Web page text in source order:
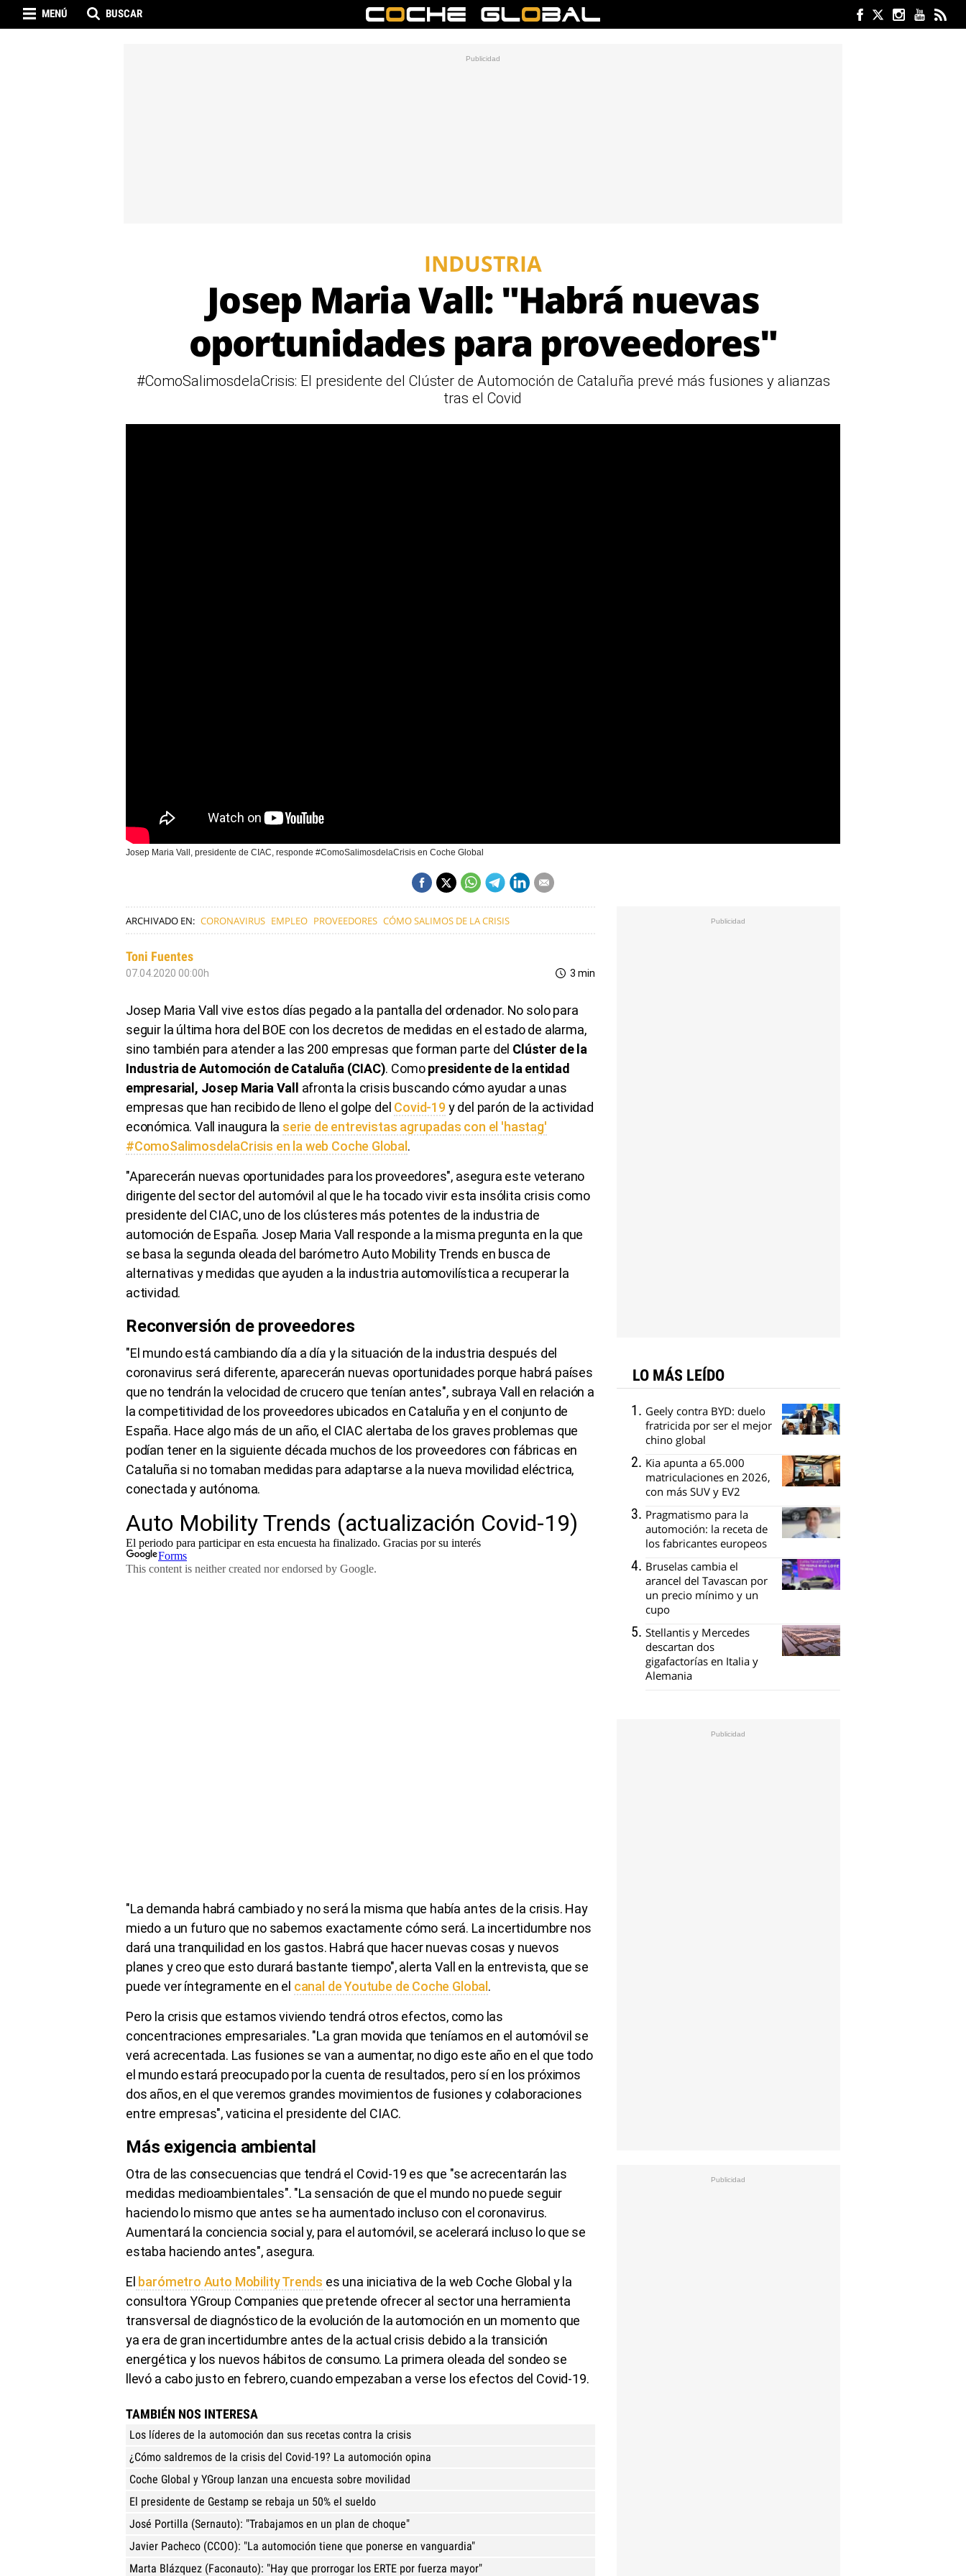
MENÚ BUSCAR
INDUSTRIA
Josep Maria Vall: "Habrá nuevas
oportunidades para proveedores"
#ComoSalimosdelaCrisis: El presidente del Clúster de Automoción de Cataluña prevé más fusiones y alianzas
tras el Covid
Josep Maria Vall, presidente de CIAC, responde #ComoSalimosdelaCrisis en Coche Global
ARCHIVADO EN: CORONAVIRUS EMPLEO PROVEEDORES CÓMO SALIMOS DE LA CRISIS
Toni Fuentes
07.04.2020 00:00h 3 min
Josep Maria Vall vive estos días pegado a la pantalla del ordenador. No solo para
seguir la última hora del BOE con los decretos de medidas en el estado de alarma,
sino también para atender a las 200 empresas que forman parte del Clúster de la
Industria de Automoción de Cataluña (CIAC). Comopresidente de la entidad
empresarial, Josep Maria Vall afronta la crisis buscando cómo ayudar a unas
empresas que han recibido de lleno el golpe del Covid-19y del parón de la actividad
económica. Vall inaugura la serie de entrevistas agrupadas con el 'hastag'
#ComoSalimosdelaCrisis en la web Coche Global ​.
"Aparecerán nuevas oportunidades para los proveedores", asegura este veterano
dirigente del sector del automóvil al que le ha tocado vivir esta insólita crisis como
presidente del CIAC, uno de los clústeres más potentes de la industria de
automoción de España. Josep Maria Vall responde a la misma pregunta en la que
se basa la segunda oleada del barómetro Auto Mobility Trends en busca de
alternativas y medidas que ayuden a la industria automovilística a recuperar la
actividad.
Reconversión de proveedores
"El mundo está cambiando día a día y la situación de la industria después del
coronavirus será diferente, aparecerán nuevas oportunidades porque habrá países
que no tendrán la velocidad de crucero que tenían antes", subraya Vall en relación a
la competitividad de los proveedores ubicados en Cataluña y en el conjunto de
España. Hace algo más de un año, el CIAC alertaba de los graves problemas que
podían tener en la siguiente década muchos de los proveedores con fábricas en
Cataluña si no tomaban medidas para adaptarse a la nueva movilidad eléctrica,
conectada y autónoma.
"La demanda habrá cambiado y no será la misma que había antes de la crisis. Hay
miedo a un futuro que no sabemos exactamente cómo será. La incertidumbre nos
dará una tranquilidad en los gastos. Habrá que hacer nuevas cosas y nuevos
planes y creo que esto durará bastante tiempo", alerta Vall en la entrevista, que se
puede ver íntegramente en el canal de Youtube de Coche Global .
Pero la crisis que estamos viviendo tendrá otros efectos, como las
concentraciones empresariales. "La gran movida que teníamos en el automóvil se
verá acrecentada. Las fusiones se van a aumentar, no digo este año en el que todo
el mundo estará preocupado por la cuenta de resultados, pero sí en los próximos
dos años, en el que veremos grandes movimientos de fusiones y colaboraciones
entre empresas", vaticina el presidente del CIAC.
Más exigencia ambiental
Otra de las consecuencias que tendrá el Covid-19 es que "se acrecentarán las
medidas medioambientales". "La sensación de que el mundo no puede seguir
haciendo lo mismo que antes se ha aumentado incluso con el coronavirus.
Aumentará la conciencia social y, para el automóvil, se acelerará incluso lo que se
estaba haciendo antes", asegura.
El barómetro Auto Mobility Trends es una iniciativa de la web Coche Global y la
consultora YGroup Companies que pretende ofrecer al sector una herramienta
transversal de diagnóstico de la evolución de la automoción en un momento que
ya era de gran incertidumbre antes de la actual crisis debido a la transición
energética y los nuevos hábitos de consumo. La primera oleada del sondeo se
llevó a cabo justo en febrero, cuando empezaban a verse los efectos del Covid-19.
TAMBIÉN NOS INTERESA
Los líderes de la automoción dan sus recetas contra la crisis
¿Cómo saldremos de la crisis del Covid-19? La automoción opina
Coche Global y YGroup lanzan una encuesta sobre movilidad
El presidente de Gestamp se rebaja un 50% el sueldo
José Portilla (Sernauto): "Trabajamos en un plan de choque"
Javier Pacheco (CCOO): "La automoción tiene que ponerse en vanguardia"
Marta Blázquez (Faconauto): "Hay que prorrogar los ERTE por fuerza mayor"
LO MÁS LEÍDO
Geely contra BYD: duelo
fratricida por ser el mejor
chino global
Kia apunta a 65.000
matriculaciones en 2026,
con más SUV y EV2
Pragmatismo para la
automoción: la receta de
los fabricantes europeos
Bruselas cambia el
arancel del Tavascan por
un precio mínimo y un
cupo
Stellantis y Mercedes
descartan dos
gigafactorías en Italia y
Alemania